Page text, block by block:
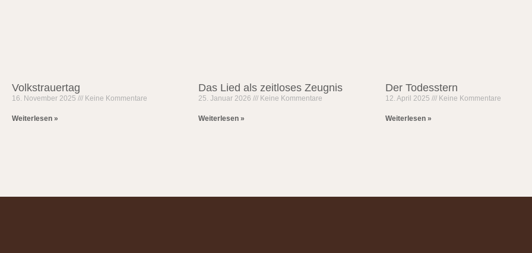
Volkstrauertag
16. November 2025 Keine Kommentare
Weiterlesen »
Das Lied als zeitloses Zeugnis
25. Januar 2026 Keine Kommentare
Weiterlesen »
Der Todesstern
12. April 2025 Keine Kommentare
Weiterlesen »